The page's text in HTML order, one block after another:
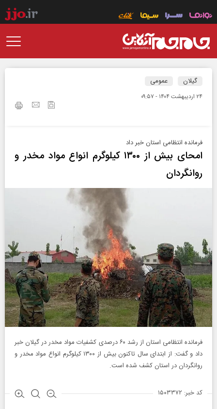
گیلان عمومی
۲۴ ارديبهشت ۱۴۰۴ - ۰۹:۵۷
فرمانده انتظامی استان خبر داد
امحای بیش از ۱۳۰۰ کیلوگرم انواع مواد مخدر و
روانگردان
فرمانده انتظامی استان از رشد ۶۰ درصدی کشفیات مواد مخدر در گیلان خبر
داد و گفت: از ابتدای سال تاکنون بیش از ۱۳۰۰ کیلوگرم انواع مواد مخدر و
روانگردان در استان کشف شده است.
کد خبر: ۱۵۰۳۳۷۲